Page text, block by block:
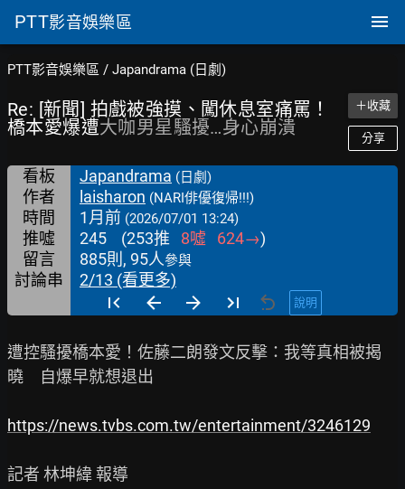
PTT影音娛樂區
PTT影音娛樂區 / Japandrama (日劇)
Re: [新聞] 拍戲被強摸、闖休息室痛罵！
橋本愛爆遭大咖男星騷擾…身心崩潰
＋收藏
分享
看板 Japandrama (日劇)
作者 laisharon (NARI俳優復帰!!!)
時間 1月前 (2026/07/01 13:24)
推噓 245 (253推 8噓 624→)
留言
885則, 95人參與
討論串 2/13 (看更多)
說明
遭控騷擾橋本愛！佐藤二朗發文反擊：我等真相被揭
曉　自爆早就想退出
https://news.tvbs.com.tw/entertainment/3246129
記者 林坤緯 報導